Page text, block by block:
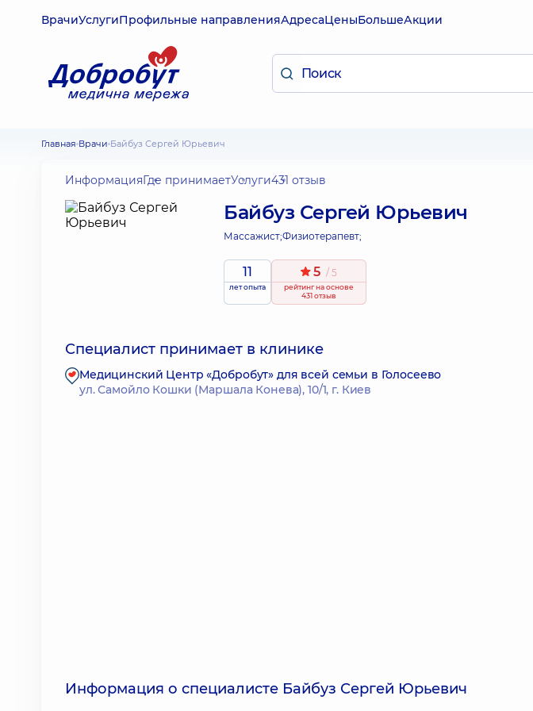
ВрачиУслугиПрофильные направленияАдресаЦеныБольшеАкции
Главная Врачи Байбуз Сергей Юрьевич
ИнформацияГде принимаетУслуги431 отзыв
Байбуз Сергей Юрьевич
Массажист;Физиотерапевт;
11
лет опыта
5 / 5
рейтингна основе
431 отзыв
Специалист принимает в клинике
Медицинский Центр «Добробут» для всей семьи в Голосеево
ул. Самойло Кошки (Маршала Конева), 10/1, г. Киев
Информация о специалисте Байбуз Сергей Юрьевич